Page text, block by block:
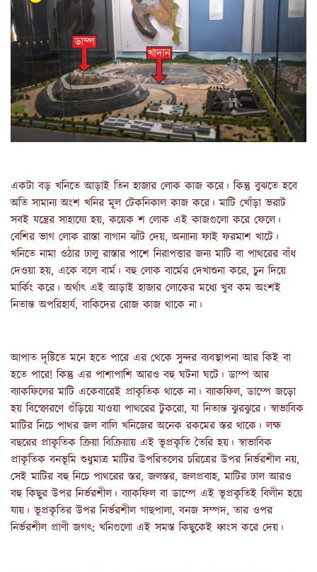
একটা বড় খনিতে আড়াই তিন হাজার লোক কাজ করে। কিন্তু বুঝতে হবে
অতি সামান্য অংশ খনির মূল টেকনিকাল কাজ করে। মাটি খোঁড়া ভরাট
সবই যন্ত্রের সাহায্যে হয়, কয়েক শ লোক এই কাজগুলো করে ফেলে।
বেশির ভাগ লোক রাস্তা বাগান ঝাঁট দেয়, অন্যান্য ফাই ফরমাশ খাটে।
খনিতে নামা ওঠার ঢালু রাস্তার পাশে নিরাপত্তার জন্য মাটি বা পাথরের বাঁধ
দেওয়া হয়, একে বলে বার্ম। বহু লোক বার্মের দেখাশুনা করে, চুন দিয়ে
মার্কিং করে। অর্থাৎ এই আড়াই হাজার লোকের মধ্যে খুব কম অংশই
নিতান্ত অপরিহার্য, বাকিদের রোজ কাজ থাকে না।
আপাত দৃষ্টিতে মনে হতে পারে এর থেকে সুন্দর ব্যবস্থাপনা আর কিই বা
হতে পারে! কিন্তু এর পাশাপাশি আরও বহু ঘটনা ঘটে। ডাম্প আর
ব্যাকফিলের মাটি একেবারেই প্রাকৃতিক থাকে না। ব্যাকফিল, ডাম্পে জড়ো
হয় বিস্ফোরণে গুঁড়িয়ে যাওয়া পাথরের টুকরো, যা নিতান্ত ঝুরঝুরে। স্বাভাবিক
মাটির নিচে পাথর জল বালি খনিজের অনেক রকমের স্তর থাকে। লক্ষ
বছরের প্রাকৃতিক ক্রিয়া বিক্রিয়ায় এই ভূপ্রকৃতি তৈরি হয়। স্বাভাবিক
প্রাকৃতিক বনভূমি শুধুমাত্র মাটির উপরিতলের চরিত্রের উপর নির্ভরশীল নয়,
সেই মাটির বহু নিচে পাথরের স্তর, জলস্তর, জলপ্রবাহ, মাটির ঢাল আরও
বহু কিছুর উপর নির্ভরশীল। ব্যাকফিল বা ডাম্পে এই ভূপ্রকৃতিই বিলীন হয়ে
যায়। ভূপ্রকৃতির উপর নির্ভরশীল গাছপালা, বনজ সম্পদ, তার ওপর
নির্ভরশীল প্রাণী জগৎ; খনিগুলো এই সমস্ত কিছুকেই ধ্বংস করে দেয়।